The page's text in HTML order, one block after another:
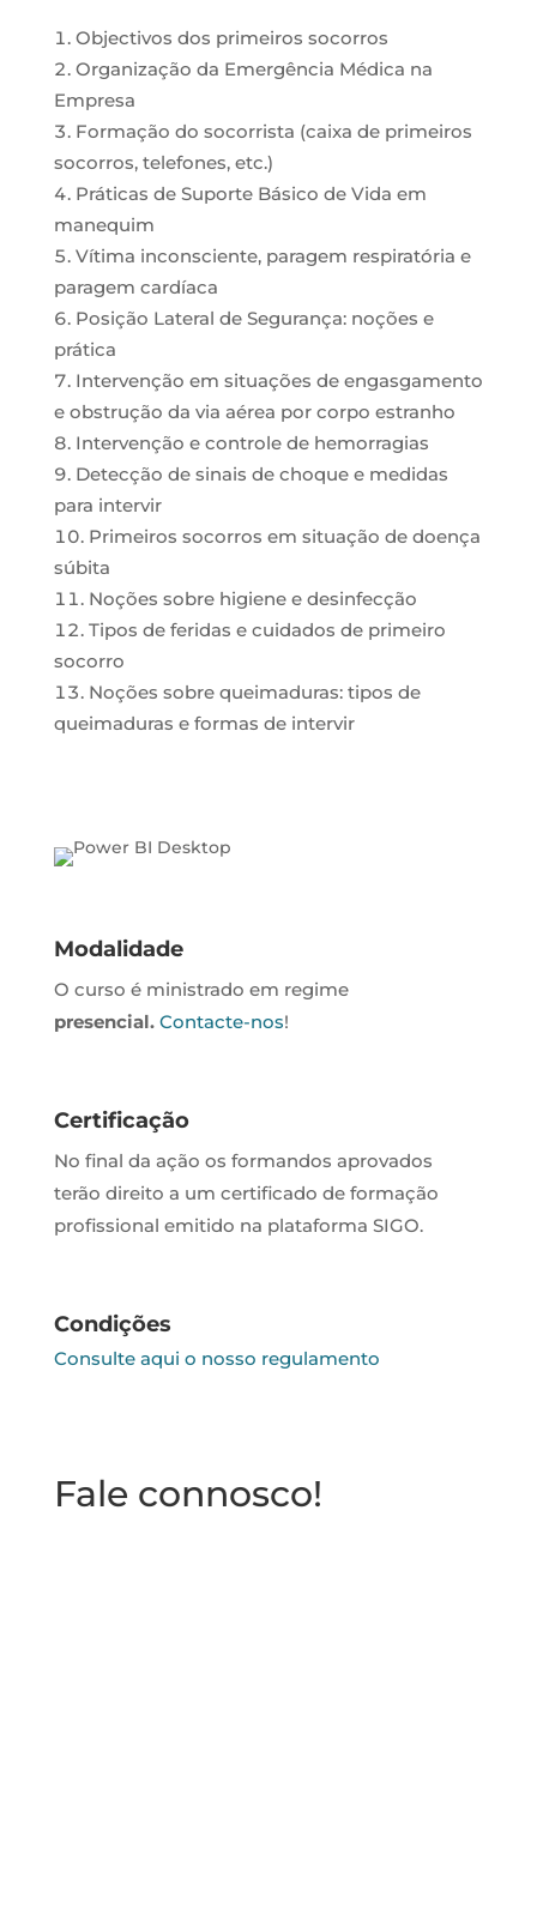
Objectivos dos primeiros socorros
Organização da Emergência Médica na
Empresa
Formação do socorrista (caixa de primeiros
socorros, telefones, etc.)
Práticas de Suporte Básico de Vida em
manequim
Vítima inconsciente, paragem respiratória e
paragem cardíaca
Posição Lateral de Segurança: noções e
prática
Intervenção em situações de engasgamento
e obstrução da via aérea por corpo estranho
Intervenção e controle de hemorragias
Detecção de sinais de choque e medidas
para intervir
Primeiros socorros em situação de doença
súbita
Noções sobre higiene e desinfecção
Tipos de feridas e cuidados de primeiro
socorro
Noções sobre queimaduras: tipos de
queimaduras e formas de intervir
Modalidade
O curso é ministrado em regime
presencial. Contacte-nos!
Certificação
No final da ação os formandos aprovados
terão direito a um certificado de formação
profissional emitido na plataforma SIGO.
Condições
Consulte aqui o nosso regulamento
Fale connosco!